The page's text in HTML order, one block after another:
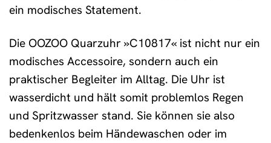
ein modisches Statement.
Die OOZOO Quarzuhr »C10817« ist nicht nur ein
modisches Accessoire, sondern auch ein
praktischer Begleiter im Alltag. Die Uhr ist
wasserdicht und hält somit problemlos Regen
und Spritzwasser stand. Sie können sie also
bedenkenlos beim Händewaschen oder im